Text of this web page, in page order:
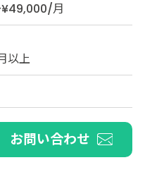
月
以上
お問い合わせ